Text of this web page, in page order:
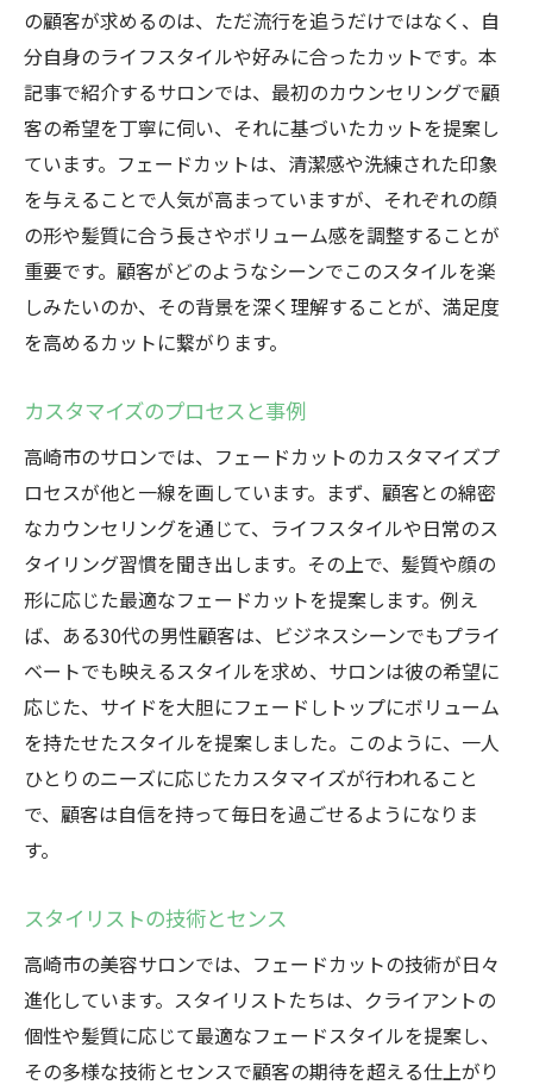
の顧客が求めるのは、ただ流行を追うだけではなく、自
分自身のライフスタイルや好みに合ったカットです。本
記事で紹介するサロンでは、最初のカウンセリングで顧
客の希望を丁寧に伺い、それに基づいたカットを提案し
ています。フェードカットは、清潔感や洗練された印象
を与えることで人気が高まっていますが、それぞれの顔
の形や髪質に合う長さやボリューム感を調整することが
重要です。顧客がどのようなシーンでこのスタイルを楽
しみたいのか、その背景を深く理解することが、満足度
を高めるカットに繋がります。
カスタマイズのプロセスと事例
高崎市のサロンでは、フェードカットのカスタマイズプ
ロセスが他と一線を画しています。まず、顧客との綿密
なカウンセリングを通じて、ライフスタイルや日常のス
タイリング習慣を聞き出します。その上で、髪質や顔の
形に応じた最適なフェードカットを提案します。例え
ば、ある30代の男性顧客は、ビジネスシーンでもプライ
ベートでも映えるスタイルを求め、サロンは彼の希望に
応じた、サイドを大胆にフェードしトップにボリューム
を持たせたスタイルを提案しました。このように、一人
ひとりのニーズに応じたカスタマイズが行われること
で、顧客は自信を持って毎日を過ごせるようになりま
す。
スタイリストの技術とセンス
高崎市の美容サロンでは、フェードカットの技術が日々
進化しています。スタイリストたちは、クライアントの
個性や髪質に応じて最適なフェードスタイルを提案し、
その多様な技術とセンスで顧客の期待を超える仕上がり